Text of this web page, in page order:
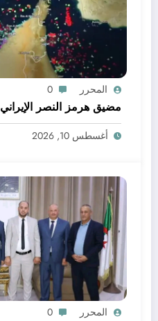
المحرر 0
مضيق هرمز النصر الإيراني
أغسطس 10, 2026
المحرر 0